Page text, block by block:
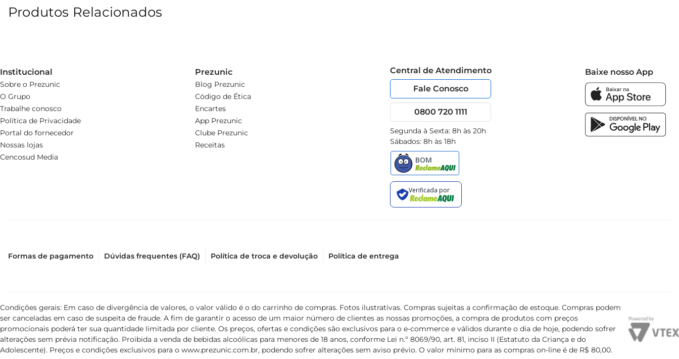
Produtos Relacionados
Institucional
Sobre o Prezunic
O Grupo
Trabalhe conosco
Política de Privacidade
Portal do fornecedor
Nossas lojas
Cencosud Media
Prezunic
Blog Prezunic
Código de Ética
Encartes
App Prezunic
Clube Prezunic
Receitas
Central de Atendimento
Fale Conosco
0800 720 1111
Segunda à Sexta: 8h às 20h
Sábados: 8h às 18h
Baixe nosso App
Formas de pagamento Dúvidas frequentes (FAQ) Política de troca e devolução Política de entrega
Condições gerais: Em caso de divergência de valores, o valor válido é o do carrinho de compras. Fotos ilustrativas. Compras sujeitas a confirmação de estoque. Compras podem
ser canceladas em caso de suspeita de fraude. A fim de garantir o acesso de um maior número de clientes as nossas promoções, a compra de produtos com preços
promocionais poderá ter sua quantidade limitada por cliente. Os preços, ofertas e condições são exclusivos para o e-commerce e válidos durante o dia de hoje, podendo sofrer
alterações sem prévia notificação. Proibida a venda de bebidas alcoólicas para menores de 18 anos, conforme Lei n.º 8069/90, art. 81, inciso II (Estatuto da Criança e do
Adolescente). Preços e condições exclusivos para o www.prezunic.com.br, podendo sofrer alterações sem aviso prévio. O valor mínimo para as compras on-line é de R$ 80,00.